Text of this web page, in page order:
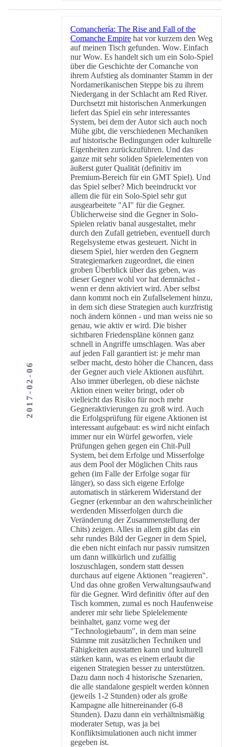
2017-02-06
Comanchería: The Rise and Fall of the
Comanche Empire hat vor kurzem den Weg
auf meinen Tisch gefunden. Wow. Einfach
nur Wow. Es handelt sich um ein Solo-Spiel
über die Geschichte der Comanche von
ihrem Aufstieg als dominanter Stamm in der
Nordamerikanischen Steppe bis zu ihrem
Niedergang in der Schlacht am Red River.
Durchsetzt mit historischen Anmerkungen
liefert das Spiel ein sehr interessantes
System, bei dem der Autor sich auch noch
Mühe gibt, die verschiedenen Mechaniken
auf historische Bedingungen oder kulturelle
Eigenheiten zurückzuführen. Und das
ganze mit sehr soliden Spielelementen von
äußerst guter Qualität (definitiv im
Premium-Bereich für ein GMT Spiel). Und
das Spiel selber? Mich beeindruckt vor
allem die für ein Solo-Spiel sehr gut
ausgearbeitete "AI" für die Gegner.
Üblicherweise sind die Gegner in Solo-
Spielen relativ banal ausgestaltet, mehr
durch den Zufall getrieben, eventuell durch
Regelsysteme etwas gesteuert. Nicht in
diesem Spiel, hier werden den Gegnern
Strategiemarken zugeordnet, die einen
groben Überblick über das geben, was
dieser Gegner wohl vor hat demnächst -
wenn er denn aktiviert wird. Aber selbst
dann kommt noch ein Zufallselement hinzu,
in dem sich diese Strategien auch kurzfristig
noch ändern können - und man weiss nie so
genau, wie aktiv er wird. Die bisher
sichtbaren Friedenspläne können ganz
schnell in Angriffe umschlagen. Was aber
auf jeden Fall garantiert ist: je mehr man
selber macht, desto höher die Chancen, dass
der Gegner auch viele Aktionen ausführt.
Also immer überlegen, ob diese nächste
Aktion einen weiter bringt, oder ob
vielleicht das Risiko für noch mehr
Gegneraktivierungen zu groß wird. Auch
die Erfolgsprüfung für eigene Aktionen ist
interessant aufgebaut: es wird nicht einfach
immer nur ein Würfel geworfen, viele
Prüfungen gehen gegen ein Chit-Pull
System, bei dem Erfolge und Misserfolge
aus dem Pool der Möglichen Chits raus
gehen (im Falle der Erfolge sogar für
länger), so dass sich eigene Erfolge
automatisch in stärkerem Widerstand der
Gegner (erkennbar an den wahrscheinlicher
werdenden Misserfolgen durch die
Veränderung der Zusammenstellung der
Chits) zeigen. Alles in allem gibt das ein
sehr rundes Bild der Gegner in dem Spiel,
die eben nicht einfach nur passiv rumsitzen
um dann willkürlich und zufällig
loszuschlagen, sondern statt dessen
durchaus auf eigene Aktionen "reagieren".
Und das ohne großen Verwaltungsaufwand
für die Gegner. Wird definitiv öfter auf den
Tisch kommen, zumal es noch Haufenweise
anderer mir sehr liebe Spielelemente
beinhaltet, ganz vorne weg der
"Technologiebaum", in dem man seine
Stämme mit zusätzlichen Techniken und
Fähigkeiten ausstatten kann und kulturell
stärken kann, was es einem erlaubt die
eigenen Strategien besser zu unterstützen.
Dazu dann noch 4 historische Szenarien,
die alle standalone gespielt werden können
(jeweils 1-2 Stunden) oder als große
Kampagne alle hitnereinander (6-8
Stunden). Dazu dann ein verhältnismäßig
moderater Setup, was ja bei
Konfliktsimulationen auch nicht immer
gegeben ist.